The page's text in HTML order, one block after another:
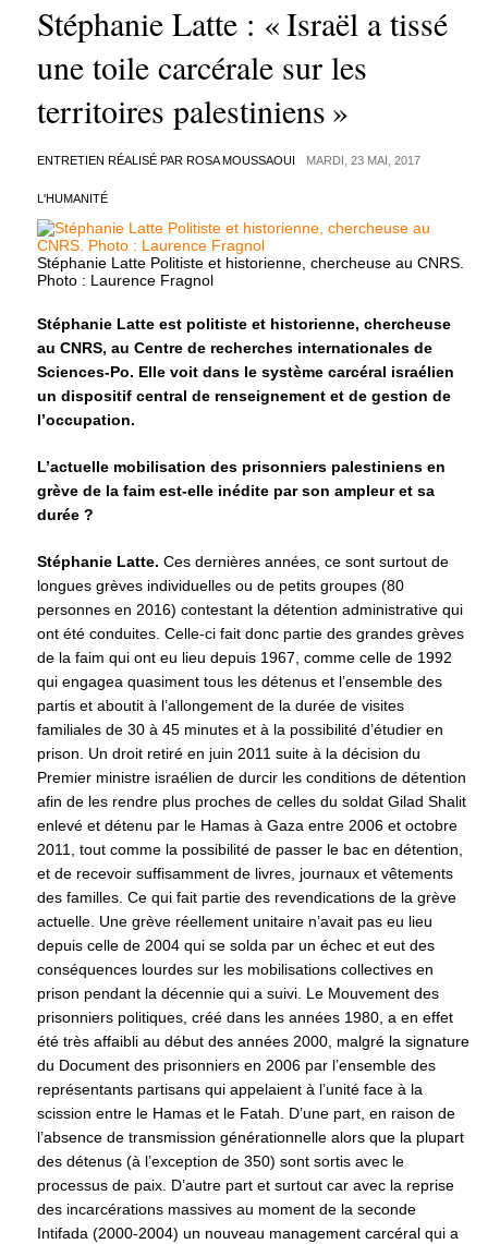
Stéphanie Latte : « Israël a tissé
une toile carcérale sur les
territoires palestiniens »
ENTRETIEN RÉALISÉ PAR ROSA MOUSSAOUI MARDI, 23 MAI, 2017
L'HUMANITÉ
Stéphanie Latte Politiste et historienne, chercheuse au CNRS.
Photo : Laurence Fragnol
Stéphanie Latte est politiste et historienne, chercheuse
au CNRS, au Centre de recherches internationales de
Sciences-Po. Elle voit dans le système carcéral israélien
un dispositif central de renseignement et de gestion de
l’occupation.
L’actuelle mobilisation des prisonniers palestiniens en
grève de la faim est-elle inédite par son ampleur et sa
durée ?
Stéphanie Latte. Ces dernières années, ce sont surtout de
longues grèves individuelles ou de petits groupes (80
personnes en 2016) contestant la détention administrative qui
ont été conduites. Celle-ci fait donc partie des grandes grèves
de la faim qui ont eu lieu depuis 1967, comme celle de 1992
qui engagea quasiment tous les détenus et l’ensemble des
partis et aboutit à l’allongement de la durée de visites
familiales de 30 à 45 minutes et à la possibilité d’étudier en
prison. Un droit retiré en juin 2011 suite à la décision du
Premier ministre israélien de durcir les conditions de détention
afin de les rendre plus proches de celles du soldat Gilad Shalit
enlevé et détenu par le Hamas à Gaza entre 2006 et octobre
2011, tout comme la possibilité de passer le bac en détention,
et de recevoir suffisamment de livres, journaux et vêtements
des familles. Ce qui fait partie des revendications de la grève
actuelle. Une grève réellement unitaire n’avait pas eu lieu
depuis celle de 2004 qui se solda par un échec et eut des
conséquences lourdes sur les mobilisations collectives en
prison pendant la décennie qui a suivi. Le Mouvement des
prisonniers politiques, créé dans les années 1980, a en effet
été très affaibli au début des années 2000, malgré la signature
du Document des prisonniers en 2006 par l’ensemble des
représentants partisans qui appelaient à l’unité face à la
scission entre le Hamas et le Fatah. D’une part, en raison de
l’absence de transmission générationnelle alors que la plupart
des détenus (à l’exception de 350) sont sortis avec le
processus de paix. D’autre part et surtout car avec la reprise
des incarcérations massives au moment de la seconde
Intifada (2000-2004) un nouveau management carcéral qui a